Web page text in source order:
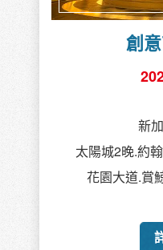
創
新
太陽城2晚.約
花園大道.賞